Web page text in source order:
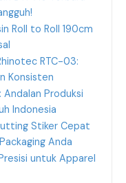
Roll to Roll 190cm
RTC-03:
Konsisten
Andalan Produksi
Indonesia
Stiker Cepat
Anda
untuk Apparel